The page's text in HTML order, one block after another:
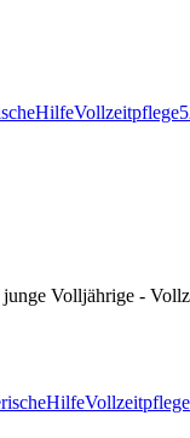
Volljährige -